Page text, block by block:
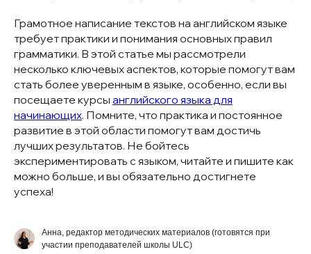
Грамотное написание текстов на английском языке
требует практики и понимания основных правил
грамматики. В этой статье мы рассмотрели
несколько ключевых аспектов, которые помогут вам
стать более уверенным в языке, особенно, если вы
посещаете курсы английского языка для
начинающих. Помните, что практика и постоянное
развитие в этой области помогут вам достичь
лучших результатов. Не бойтесь
экспериментировать с языком, читайте и пишите как
можно больше, и вы обязательно достигнете
успеха!
Анна, редактор методических материалов (готовятся при
участии преподавателей школы ULC)